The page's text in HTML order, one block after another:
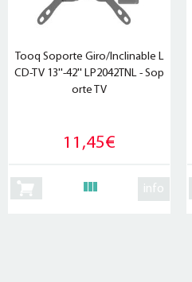
Tooq Soporte Giro/Inclinable L
CD-TV 13''-42'' LP2042TNL - Sop
orte TV
11,45€
info